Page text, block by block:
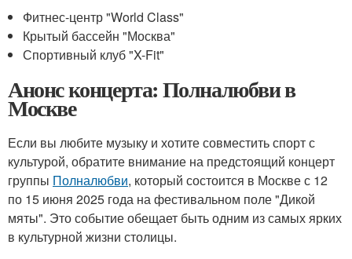
Фитнес-центр "World Class"
Крытый бассейн "Москва"
Спортивный клуб "X-Fit"
Анонс концерта: Полналюбви в
Москве
Если вы любите музыку и хотите совместить спорт с
культурой, обратите внимание на предстоящий концерт
группы Полналюбви, который состоится в Москве с 12
по 15 июня 2025 года на фестивальном поле "Дикой
мяты". Это событие обещает быть одним из самых ярких
в культурной жизни столицы.